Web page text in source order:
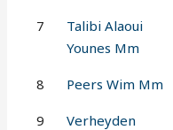
7
Talibi Alaoui
Younes Mm
8 Peers Wim Mm
9
Verheyden